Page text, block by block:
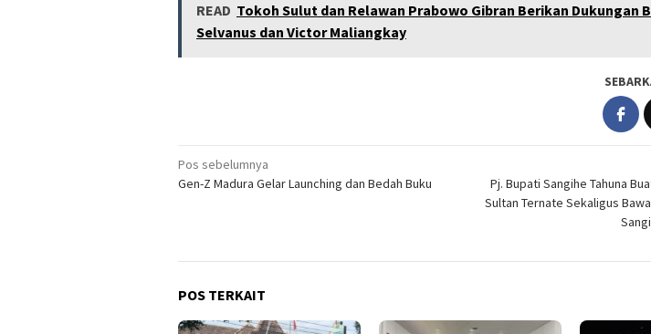
READ Tokoh Sulut dan Relawan Prabowo Gibran Berikan Dukungan
Selvanus dan Victor Maliangkay
Navigasi
pos
Pos sebelumnya
Gen-Z Madura Gelar Launching dan Bedah Buku
Pj. Bupati Sangihe Tahuna
Sultan Ternate Sekaligus
POS TERKAIT